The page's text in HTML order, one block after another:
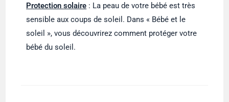
Protection solaire : La peau de votre bébé est très
sensible aux coups de soleil. Dans « Bébé et le
soleil », vous découvrirez comment protéger votre
bébé du soleil.